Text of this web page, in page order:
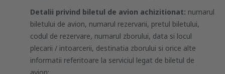
Detalii privind biletul de avion achizitionat: numarul
biletului de avion, numarul rezervarii, pretul biletului,
codul de rezervare, numarul zborului, data si locul
plecarii / intoarcerii, destinatia zborului si orice alte
informatii referitoare la serviciul legat de biletul de